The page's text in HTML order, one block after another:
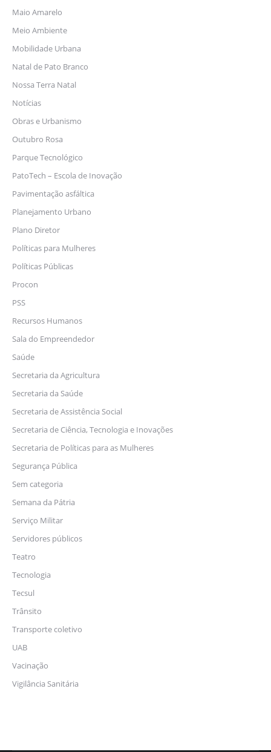
Maio Amarelo
Meio Ambiente
Mobilidade Urbana
Natal de Pato Branco
Nossa Terra Natal
Notícias
Obras e Urbanismo
Outubro Rosa
Parque Tecnológico
PatoTech – Escola de Inovação
Pavimentação asfáltica
Planejamento Urbano
Plano Diretor
Políticas para Mulheres
Políticas Públicas
Procon
PSS
Recursos Humanos
Sala do Empreendedor
Saúde
Secretaria da Agricultura
Secretaria da Saúde
Secretaria de Assistência Social
Secretaria de Ciência, Tecnologia e Inovações
Secretaria de Políticas para as Mulheres
Segurança Pública
Sem categoria
Semana da Pátria
Serviço Militar
Servidores públicos
Teatro
Tecnologia
Tecsul
Trânsito
Transporte coletivo
UAB
Vacinação
Vigilância Sanitária